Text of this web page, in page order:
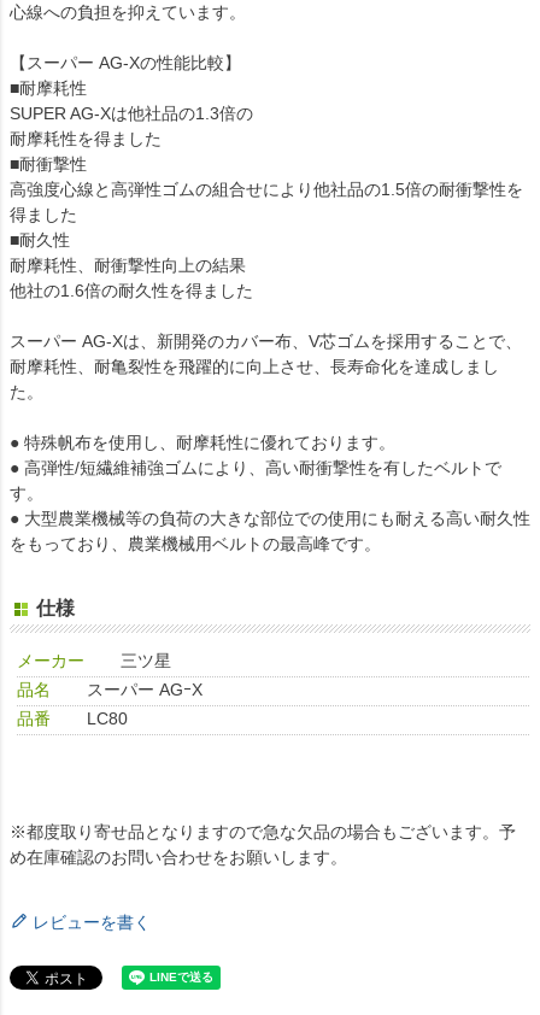
心線への負担を抑えています。
【スーパー AG-Xの性能比較】
■耐摩耗性
SUPER AG-Xは他社品の1.3倍の
耐摩耗性を得ました
■耐衝撃性
高強度心線と高弾性ゴムの組合せにより他社品の1.5倍の耐衝撃性を
得ました
■耐久性
耐摩耗性、耐衝撃性向上の結果
他社の1.6倍の耐久性を得ました
スーパー AG-Xは、新開発のカバー布、V芯ゴムを採用することで、
耐摩耗性、耐亀裂性を飛躍的に向上させ、長寿命化を達成しまし
た。
● 特殊帆布を使用し、耐摩耗性に優れております。
● 高弾性/短繊維補強ゴムにより、高い耐衝撃性を有したベルトで
す。
● 大型農業機械等の負荷の大きな部位での使用にも耐える高い耐久性
をもっており、農業機械用ベルトの最高峰です。
仕様
メーカー
三ツ星
品名
スーパー AGｰX
品番
LC80
※都度取り寄せ品となりますので急な欠品の場合もございます。予
め在庫確認のお問い合わせをお願いします。
レビューを書く